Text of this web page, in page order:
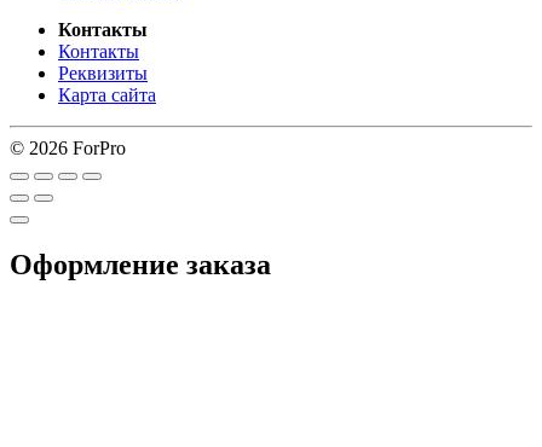
Контакты
Контакты
Реквизиты
Карта сайта
© 2026 ForPro
Оформление заказа